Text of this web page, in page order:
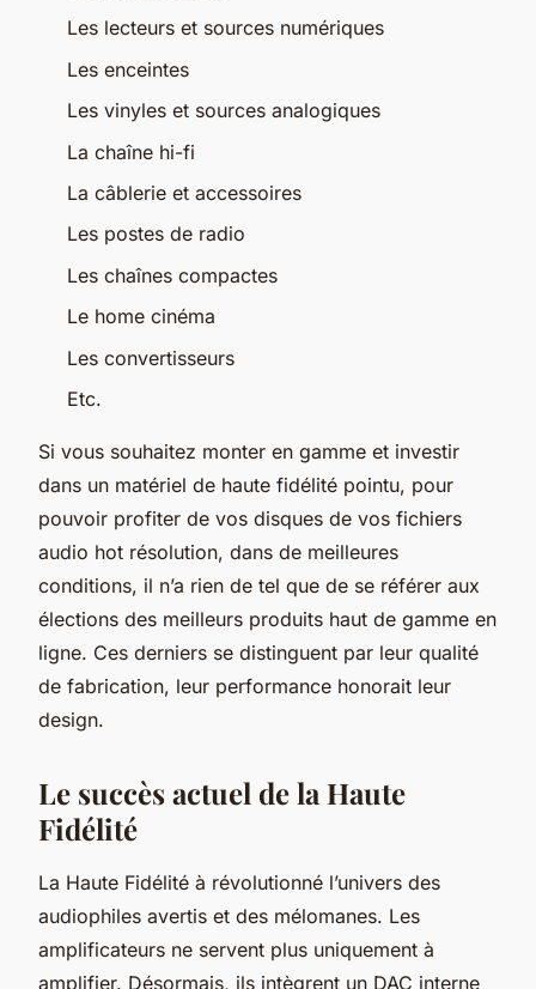
Les lecteurs et sources numériques
Les enceintes
Les vinyles et sources analogiques
La chaîne hi-fi
La câblerie et accessoires
Les postes de radio
Les chaînes compactes
Le home cinéma
Les convertisseurs
Etc.
Si vous souhaitez monter en gamme et investir
dans un matériel de haute fidélité pointu, pour
pouvoir profiter de vos disques de vos fichiers
audio hot résolution, dans de meilleures
conditions, il n’a rien de tel que de se référer aux
élections des meilleurs produits haut de gamme en
ligne. Ces derniers se distinguent par leur qualité
de fabrication, leur performance honorait leur
design.
Le succès actuel de la Haute
Fidélité
La Haute Fidélité à révolutionné l’univers des
audiophiles avertis et des mélomanes. Les
amplificateurs ne servent plus uniquement à
amplifier. Désormais, ils intègrent un DAC interne